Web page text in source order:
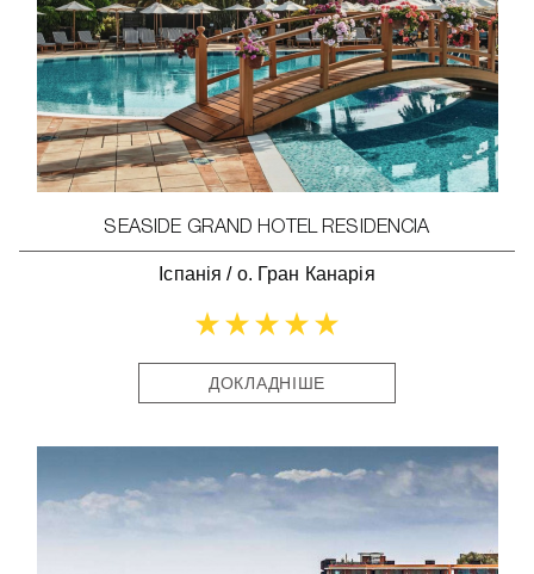
SEASIDE GRAND HOTEL RESIDENCIA
Іспанія / о. Гран Канарія
ДОКЛАДНІШЕ